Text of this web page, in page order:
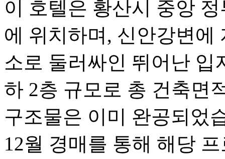
이 호텔은 황산시 중앙
에 위치하며, 신안강변에
소로 둘러싸인 뛰어난 입
하 2층 규모로 총 건축면
구조물은 이미 완공되었
12월 경매를 통해 해당